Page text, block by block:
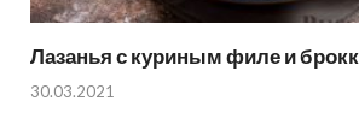
Лазанья с куриным филе и
30.03.2021